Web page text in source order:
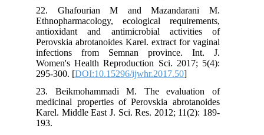
22. Ghafourian M and Mazandarani M.
Ethnopharmacology, ecological requirements,
antioxidant and antimicrobial activities of
Perovskia abrotanoides Karel. extract for vaginal
infections from Semnan province. Int. J.
Women's Health Reproduction Sci. 2017; 5(4):
295-300. [DOI:10.15296/ijwhr.2017.50
23. Beikmohammadi M. The evaluation of
medicinal properties of Perovskia abrotanoides
Karel. Middle East J. Sci. Res. 2012; 11(2): 189-
193.